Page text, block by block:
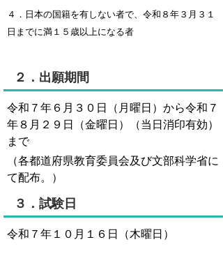
４．日本の国籍を有しない者で、令和８年３月３１
日までに満１５歳以上になる者
２．出願期間
令和７年６月３０日（月曜日）から令和７
年８月２９日（金曜日）（当日消印有効）
まで
（各都道府県教育委員会及び文部科学省に
て配布。）
３．試験日
令和７年１０月１６日（木曜日）